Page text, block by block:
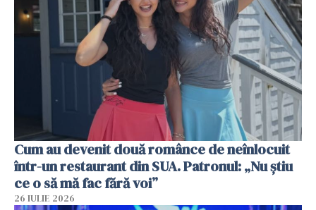
Cum au devenit două românce de neînlocuit
într-un restaurant din SUA. Patronul: „Nu știu
ce o să mă fac fără voi”
26 IULIE 2026